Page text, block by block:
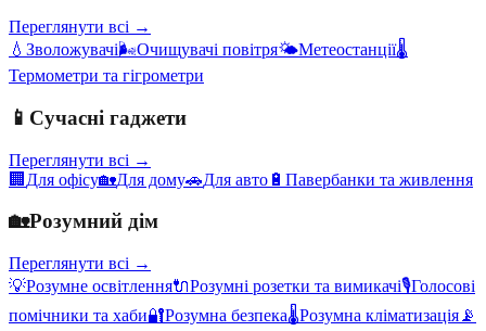
Переглянути всі →
💧 Зволожувачі🌬️Очищувачі повітря🌤️Метеостанції🌡️
Термометри та гігрометри
📱 Сучасні гаджети
Переглянути всі →
🏢 Для офісу🏡Для дому🚗Для авто 🔋 Павербанки та живлення
🏡Розумний дім
Переглянути всі →
💡Розумне освітлення🔌Розумні розетки та вимикачі🎙️Голосові
помічники та хаби🔐Розумна безпека🌡️Розумна кліматизація 📡